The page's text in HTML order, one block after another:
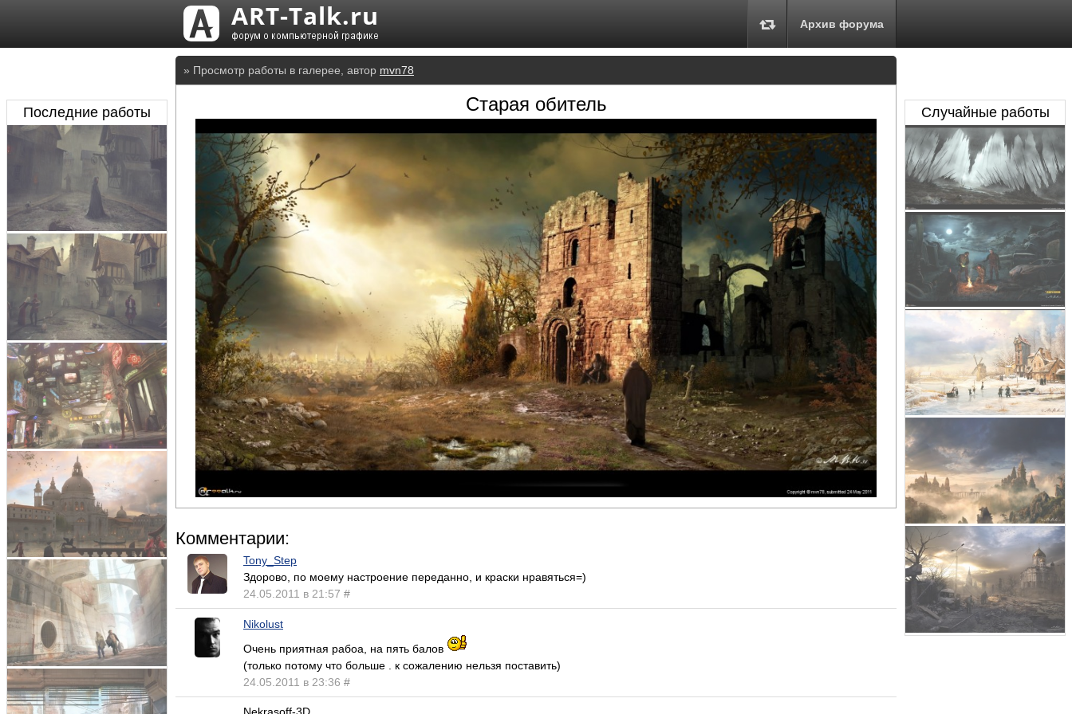
Архив форума
» Просмотр работы в галерее, автор mvn78
Старая обитель
Комментарии:
Tony_Step
Здорово, по моему настроение переданно, и краски нравяться=)
24.05.2011 в 21:57 #
Nikolust
Очень приятная рабоа, на пять балов
(только потому что больше . к сожалению нельзя поставить)
24.05.2011 в 23:36 #
Nekrasoff-3D
Последние работы Случайные работы